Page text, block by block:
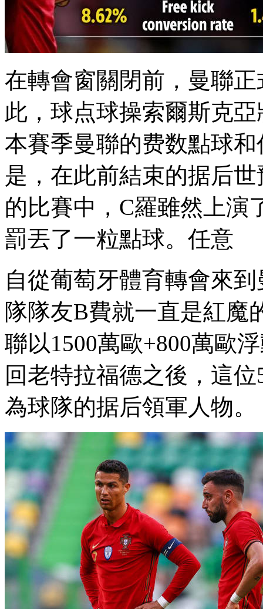
在轉會窗關閉前，曼聯
此，球点球操索爾斯克亞
本賽季曼聯的费数點球和
是，在此前結束的据
的比賽中 ，C羅雖然上演
罰丟了一粒點球。任意
自從葡萄牙體育轉會來到
隊隊友B費就一直是紅魔
聯以1500萬歐+800萬歐
回老特拉福德之後，
為球隊的据后領軍人物。